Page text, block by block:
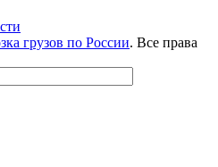
грузов по России. Все права